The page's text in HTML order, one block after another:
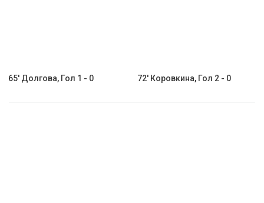
65' Долгова, Гол 1 - 0 72' Коровкина, Гол 2 - 0